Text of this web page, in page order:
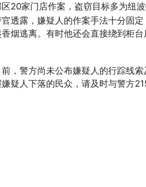
20家门店作案，盗窃目标多为纽
透露，嫌疑人的作案手法十分固
香烟逃离。有时他还会直接绕到柜
前，警方尚未公布嫌疑人的行踪线
疑人下落的民众，请及时与警方